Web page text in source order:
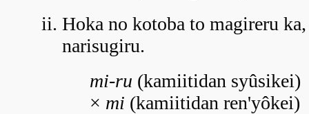
Hoka no kotoba to magireru
narisugiru.
mi-ru (kamiitidan syûsikei)
× mi (kamiitidan ren'yôkei)